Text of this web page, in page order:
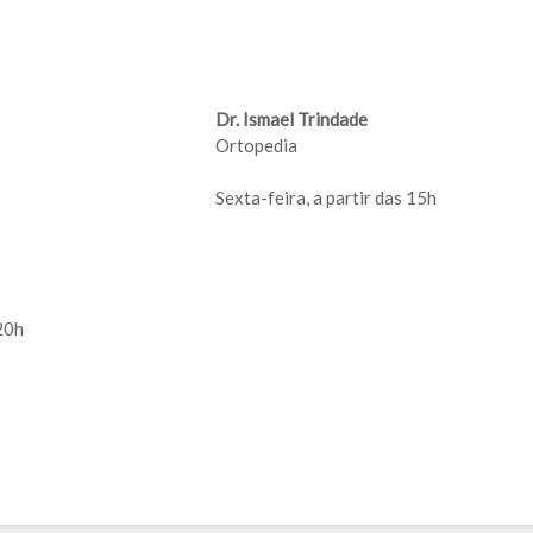
Dr. Ismael Trindade
Ortopedia
Sexta-feira, a partir das 15h